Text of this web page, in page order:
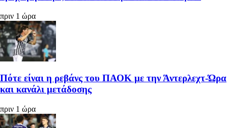
πριν 1 ώρα
Πότε είναι η ρεβάνς του ΠΑΟΚ με την Άντερλεχτ-Ώρα
και κανάλι μετάδοσης
πριν 1 ώρα